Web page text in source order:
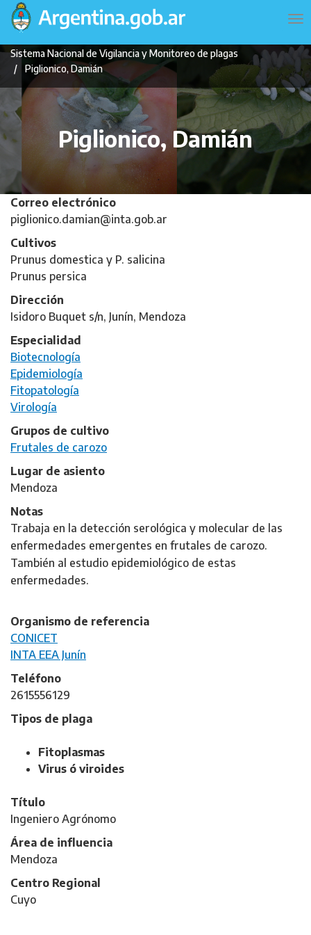
Pasar
contenido
principal
Navegación
principal
Sistema Nacional de Vigilancia y Monitoreo de plagas
Piglionico, Damián
Piglionico, Damián
Correo electrónico
piglionico.damian@inta.gob.ar
Cultivos
Prunus domestica y P. salicina
Prunus persica
Dirección
Isidoro Buquet s/n, Junín, Mendoza
Especialidad
Biotecnología
Epidemiología
Fitopatología
Virología
Grupos de cultivo
Frutales de carozo
Lugar de asiento
Mendoza
Notas
Trabaja en la detección serológica y molecular de las
enfermedades emergentes en frutales de carozo.
También al estudio epidemiológico de estas
enfermedades.
Organismo de referencia
CONICET
INTA EEA Junín
Teléfono
2615556129
Tipos de plaga
Fitoplasmas
Virus ó viroides
Título
Ingeniero Agrónomo
Área de influencia
Mendoza
Centro Regional
Cuyo